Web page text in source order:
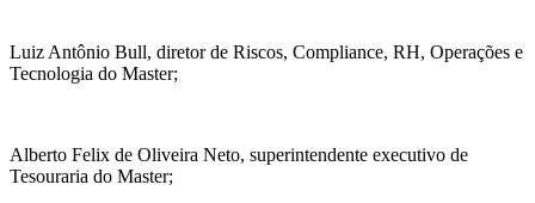
Luiz Antônio Bull, diretor de Riscos, Compliance, RH, Operações e
Tecnologia do Master;
Alberto Felix de Oliveira Neto, superintendente executivo de
Tesouraria do Master;